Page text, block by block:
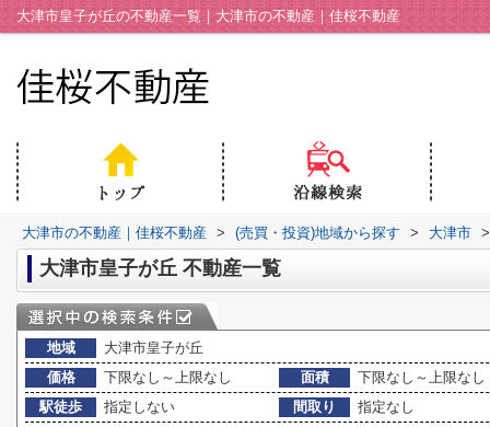
大津市皇子が丘の不動産一覧｜大津市の不動産｜佳桜不動産
大津市の不動産｜佳桜不動産 > (売買・投資)地域から探す > 大津市 >
大津市皇子が丘 不動産一覧
地域
大津市皇子が丘
価格
下限なし～上限なし 面積
下限なし～上限なし
駅徒歩
指定しない 間取り
指定なし